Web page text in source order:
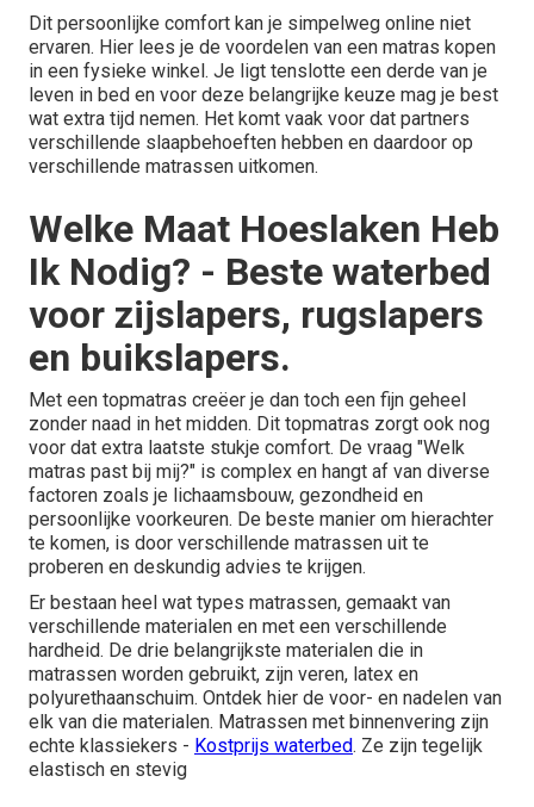
Dit persoonlijke comfort kan je simpelweg online niet
ervaren. Hier lees je de voordelen van een matras kopen
in een fysieke winkel. Je ligt tenslotte een derde van je
leven in bed en voor deze belangrijke keuze mag je best
wat extra tijd nemen. Het komt vaak voor dat partners
verschillende slaapbehoeften hebben en daardoor op
verschillende matrassen uitkomen.
Welke Maat Hoeslaken Heb
Ik Nodig? - Beste waterbed
voor zijslapers, rugslapers
en buikslapers.
Met een topmatras creëer je dan toch een fijn geheel
zonder naad in het midden. Dit topmatras zorgt ook nog
voor dat extra laatste stukje comfort. De vraag "Welk
matras past bij mij?" is complex en hangt af van diverse
factoren zoals je lichaamsbouw, gezondheid en
persoonlijke voorkeuren. De beste manier om hierachter
te komen, is door verschillende matrassen uit te
proberen en deskundig advies te krijgen.
Er bestaan heel wat types matrassen, gemaakt van
verschillende materialen en met een verschillende
hardheid. De drie belangrijkste materialen die in
matrassen worden gebruikt, zijn veren, latex en
polyurethaanschuim. Ontdek hier de voor- en nadelen van
elk van die materialen. Matrassen met binnenvering zijn
echte klassiekers - Kostprijs waterbed. Ze zijn tegelijk
elastisch en stevig